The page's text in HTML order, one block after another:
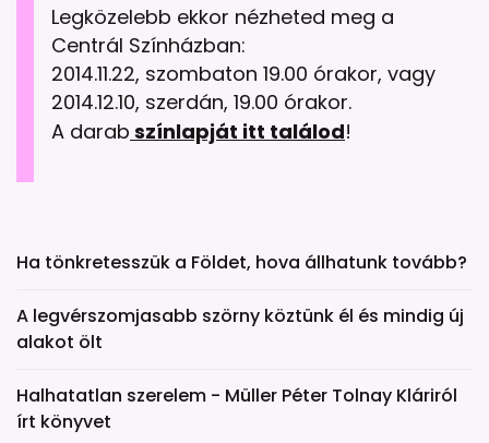
Legközelebb ekkor nézheted meg a
Centrál Színházban:
2014.11.22, szombaton 19.00 órakor, vagy
2014.12.10, szerdán, 19.00 órakor.
A darab színlapját itt találod!
Ha tönkretesszük a Földet, hova állhatunk tovább?
A legvérszomjasabb szörny köztünk él és mindig új
alakot ölt
Halhatatlan szerelem - Müller Péter Tolnay Kláriról
írt könyvet